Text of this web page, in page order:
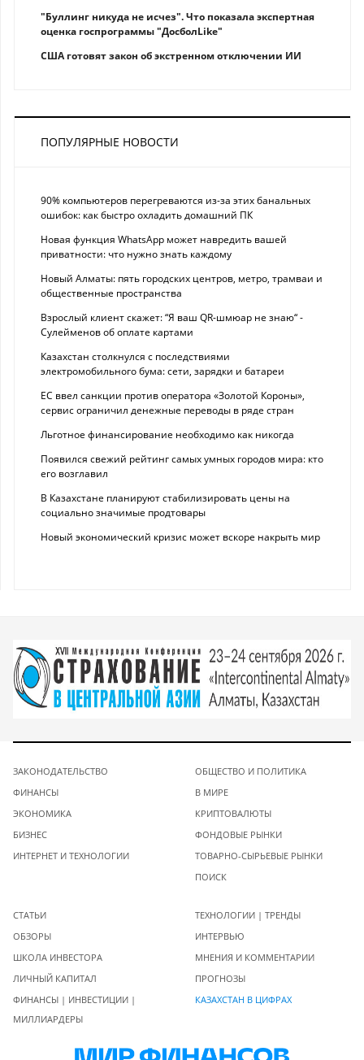
"Буллинг никуда не исчез". Что показала экспертная
оценка госпрограммы "ДосболLike"
США готовят закон об экстренном отключении ИИ
ПОПУЛЯРНЫЕ НОВОСТИ
90% компьютеров перегреваются из-за этих банальных
ошибок: как быстро охладить домашний ПК
Новая функция WhatsApp может навредить вашей
приватности: что нужно знать каждому
Новый Алматы: пять городских центров, метро, трамваи и
общественные пространства
Взрослый клиент скажет: “Я ваш QR-шмюар не знаю“ -
Сулейменов об оплате картами
Казахстан столкнулся с последствиями
электромобильного бума: сети, зарядки и батареи
ЕС ввел санкции против оператора «Золотой Короны»,
сервис ограничил денежные переводы в ряде стран
Льготное финансирование необходимо как никогда
Появился свежий рейтинг самых умных городов мира: кто
его возглавил
В Казахстане планируют стабилизировать цены на
социально значимые продтовары
Новый экономический кризис может вскоре накрыть мир
ЗАКОНОДАТЕЛЬСТВО
ФИНАНСЫ
ЭКОНОМИКА
БИЗНЕС
ИНТЕРНЕТ И ТЕХНОЛОГИИ
ОБЩЕСТВО И ПОЛИТИКА
В МИРЕ
КРИПТОВАЛЮТЫ
ФОНДОВЫЕ РЫНКИ
ТОВАРНО-СЫРЬЕВЫЕ РЫНКИ
ПОИСК
СТАТЬИ
ОБЗОРЫ
ШКОЛА ИНВЕСТОРА
ЛИЧНЫЙ КАПИТАЛ
ФИНАНСЫ | ИНВЕСТИЦИИ |
МИЛЛИАРДЕРЫ
ТЕХНОЛОГИИ | ТРЕНДЫ
ИНТЕРВЬЮ
МНЕНИЯ И КОММЕНТАРИИ
ПРОГНОЗЫ
КАЗАХСТАН В ЦИФРАХ